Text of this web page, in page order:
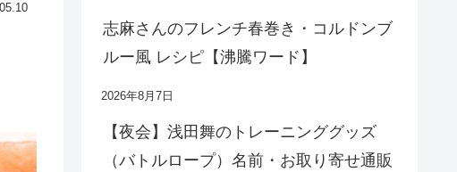
志麻さんのフレンチ春巻き・コルドンブ
ルー風 レシピ【沸騰ワード】
2026年8月7日
【夜会】浅田舞のトレーニンググッズ
（バトルロープ）名前・お取り寄せ通販